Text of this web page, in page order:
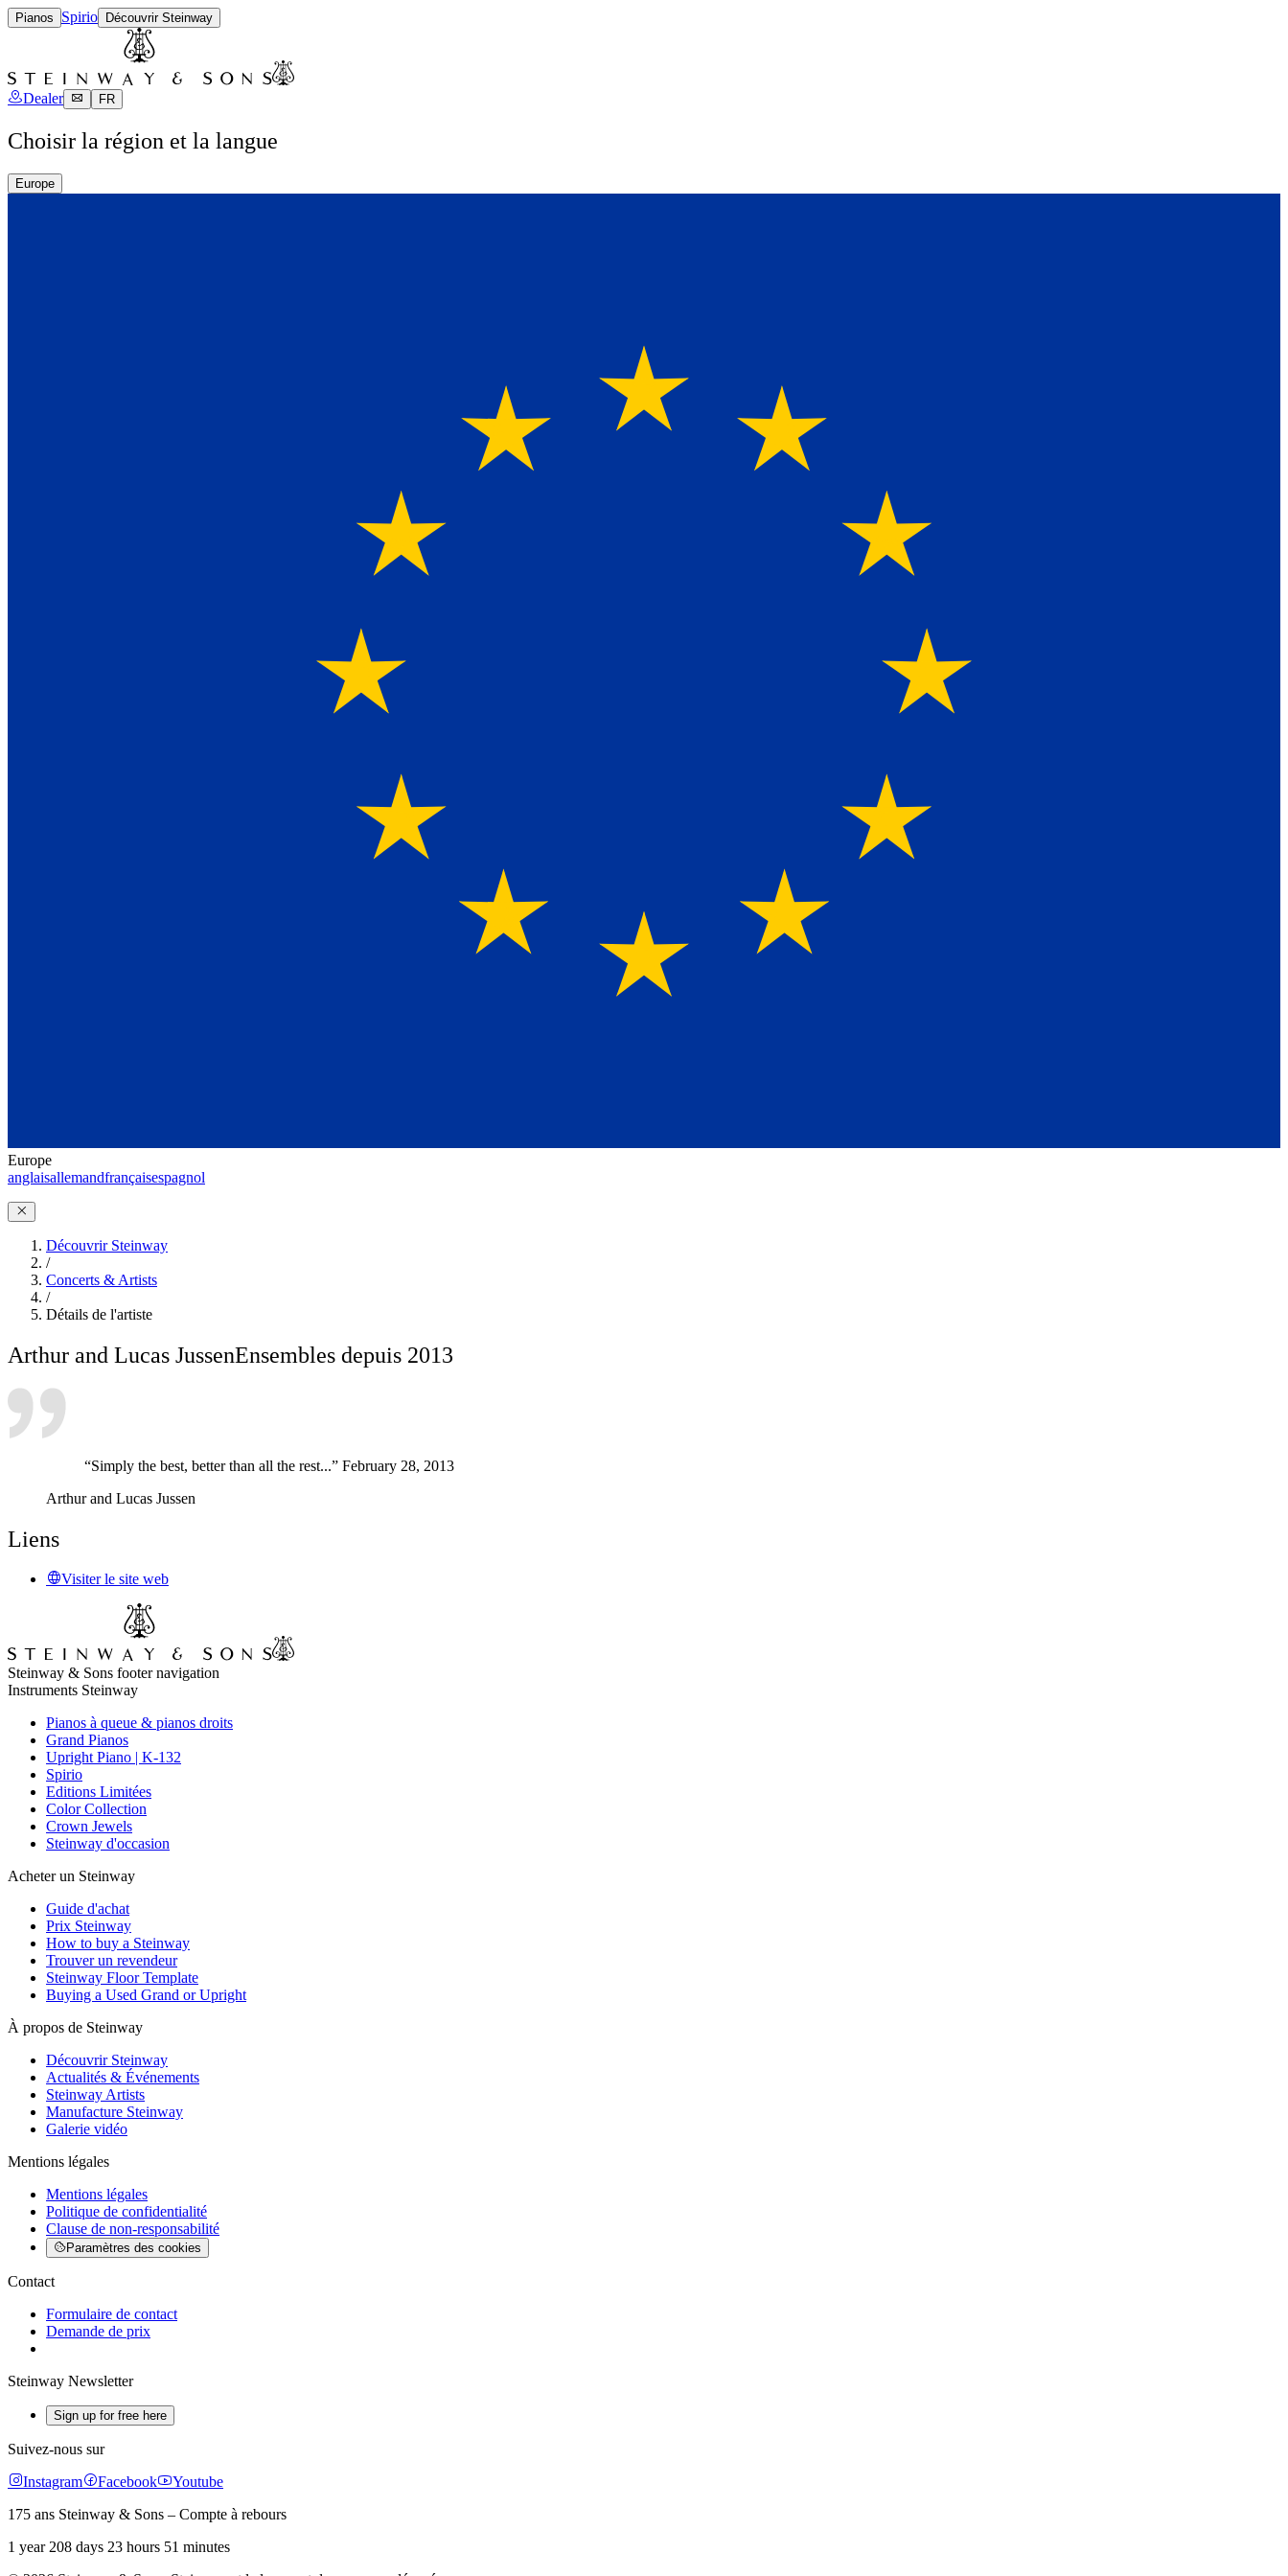
Pianos Spirio Découvrir Steinway
Dealer FR
Choisir la région et la langue
Europe
Europe
anglaisallemandfrançaisespagnol
Découvrir Steinway
/
Concerts & Artists
/
Détails de l'artiste
Arthur and Lucas JussenEnsembles depuis 2013
“Simply the best, better than all the rest...” February 28, 2013
Arthur and Lucas Jussen
Liens
Visiter le site web
Steinway & Sons footer navigation
Instruments Steinway
Pianos à queue & pianos droits
Grand Pianos
Upright Piano | K-132
Spirio
Editions Limitées
Color Collection
Crown Jewels
Steinway d'occasion
Acheter un Steinway
Guide d'achat
Prix Steinway
How to buy a Steinway
Trouver un revendeur
Steinway Floor Template
Buying a Used Grand or Upright
À propos de Steinway
Découvrir Steinway
Actualités & Événements
Steinway Artists
Manufacture Steinway
Galerie vidéo
Mentions légales
Mentions légales
Politique de confidentialité
Clause de non-responsabilité
Paramètres des cookies
Contact
Formulaire de contact
Demande de prix
Steinway Newsletter
Sign up for free here
Suivez-nous sur
Instagram
Facebook
Youtube
175 ans Steinway & Sons – Compte à rebours
1 year 208 days 23 hours 51 minutes